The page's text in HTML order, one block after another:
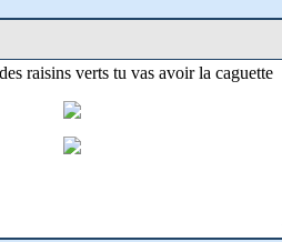
raisins verts tu vas avoir la caguette